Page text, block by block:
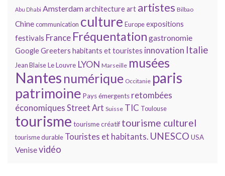
Abu Dhabi Amsterdamarchitectureart artistes Bilbao
Chinecommunication culture Europeexpositions
festivals France Fréquentation gastronomie
GoogleGreeters habitants et touristes innovation Italie
Jean BlaiseLe Louvre LYON Marseille musées
Nantes numérique Occitanie paris
patrimoine Pays émergents retombées
économiques Street Art Suisse TIC Toulouse
tourisme tourisme créatif tourisme culturel
tourisme durable Touristes et habitants. UNESCO USA
Venisevidéo